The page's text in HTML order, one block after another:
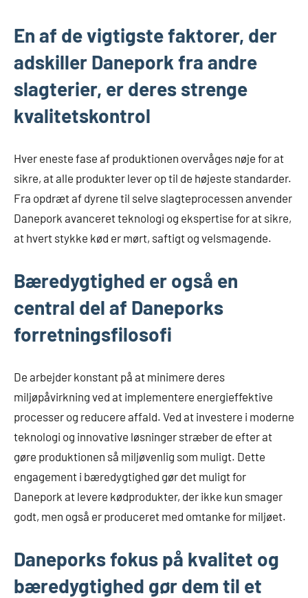
En af de vigtigste faktorer, der
adskiller Danepork fra andre
slagterier, er deres strenge
kvalitetskontrol
Hver eneste fase af produktionen overvåges nøje for at
sikre, at alle produkter lever op til de højeste standarder.
Fra opdræt af dyrene til selve slagteprocessen anvender
Danepork avanceret teknologi og ekspertise for at sikre,
at hvert stykke kød er mørt, saftigt og velsmagende.
Bæredygtighed er også en
central del af Daneporks
forretningsfilosofi
De arbejder konstant på at minimere deres
miljøpåvirkning ved at implementere energieffektive
processer og reducere affald. Ved at investere i moderne
teknologi og innovative løsninger stræber de efter at
gøre produktionen så miljøvenlig som muligt. Dette
engagement i bæredygtighed gør det muligt for
Danepork at levere kødprodukter, der ikke kun smager
godt, men også er produceret med omtanke for miljøet.
Daneporks fokus på kvalitet og
bæredygtighed gør dem til et